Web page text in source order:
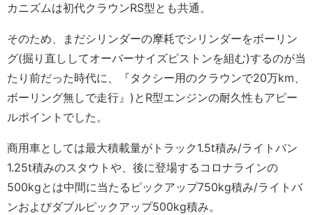
カニズムは初代クラウンRS型とも共通。
そのため、まだシリンダーの摩耗でシリンダーをボーリン
グ(掘り直ししてオーバーサイズピストンを組む)するのが当
たり前だった時代に、『タクシー用のクラウンで20万km、
ボーリング無しで走行』)とR型エンジンの耐久性もアピー
ルポイントでした。
商用車としては最大積載量がトラック1.5t積み/ライトバン
1.25t積みのスタウトや、後に登場するコロナラインの
500kgとは中間に当たるピックアップ750kg積み/ライトバ
ンおよびダブルピックアップ500kg積み。